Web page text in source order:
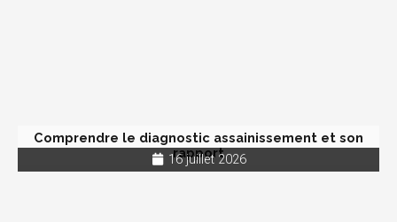
Comprendre le diagnostic assainissement et son
rapport
16 juillet 2026